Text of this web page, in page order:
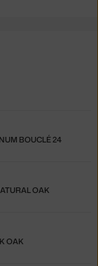
BOUCLÉ 24
OAK
OAK